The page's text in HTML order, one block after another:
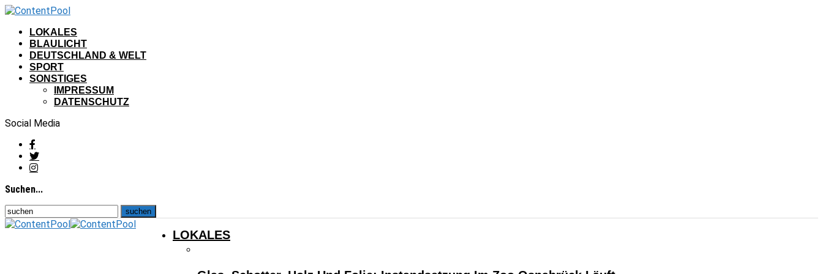
LOKALES
BLAULICHT
DEUTSCHLAND & WELT
SPORT
SONSTIGES
IMPRESSUM
DATENSCHUTZ
Social Media
Suchen...
LOKALES